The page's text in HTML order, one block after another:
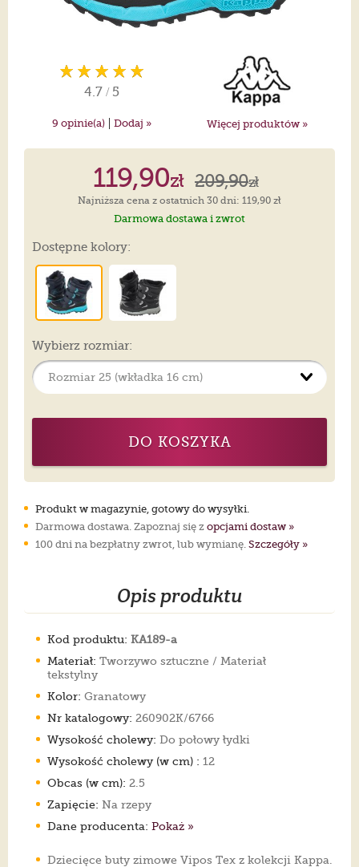
4.7 / 5
9 opinie(a) | Dodaj » Więcej produktów »
119,90zł 209,90zł
Najniższa cena z ostatnich 30 dni: 119,90 zł
Darmowa dostawa i zwrot
Dostępne kolory:
Wybierz rozmiar:
DO KOSZYKA
Produkt w magazynie, gotowy do wysyłki.
Darmowa dostawa. Zapoznaj się z opcjami dostaw »
100 dni na bezpłatny zwrot, lub wymianę. Szczegóły »
Opis produktu
Kod produktu: KA189-a
Materiał: Tworzywo sztuczne / Materiał
tekstylny
Kolor: Granatowy
Nr katalogowy: 260902K/6766
Wysokość cholewy: Do połowy łydki
Wysokość cholewy (w cm) : 12
Obcas (w cm): 2.5
Zapięcie: Na rzepy
Dane producenta: Pokaż »
Dziecięce buty zimowe Vipos Tex z kolekcji Kappa.